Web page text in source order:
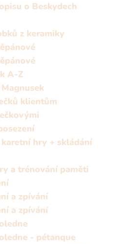
o Beskydech
z keramiky
A-Z
klientům
hry + skládání
a trénování paměti
a zpívání
a zpívání
- pétanque